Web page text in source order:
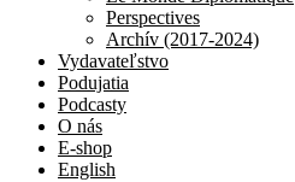
Perspectives
Archív (2017-2024)
Vydavateľstvo
Podujatia
Podcasty
O nás
E-shop
English